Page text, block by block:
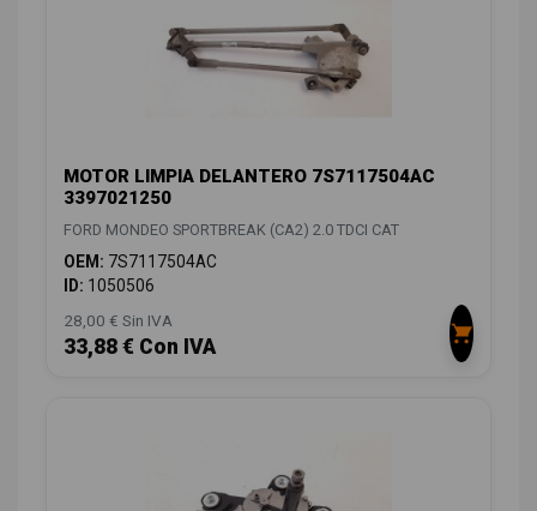
MOTOR LIMPIA DELANTERO 7S7117504AC
3397021250
FORD MONDEO SPORTBREAK (CA2) 2.0 TDCI CAT
OEM: 7S7117504AC
ID: 1050506
28,00 € Sin IVA
33,88 € Con IVA